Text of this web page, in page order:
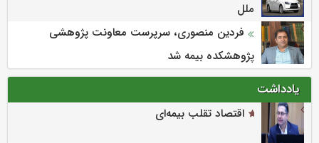
ملل
فردین منصوری، سرپرست معاونت پژوهشی
پژوهشكده بیمه شد
یادداشت
اقتصاد تقلب بیمه‌ای